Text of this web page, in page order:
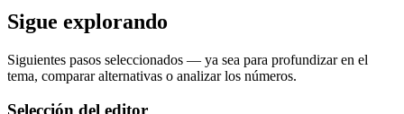
Sigue explorando
Siguientes pasos seleccionados — ya sea para profundizar en el
tema, comparar alternativas o analizar los números.